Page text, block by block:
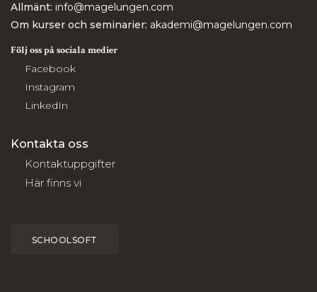
Allmänt: info@magelungen.com
Om kurser och seminarier: akademi@magelungen.com
Följ oss på sociala medier
Facebook
Instagram
LinkedIn
Kontakta oss
Kontaktuppgifter
Här finns vi
SCHOOLSOFT